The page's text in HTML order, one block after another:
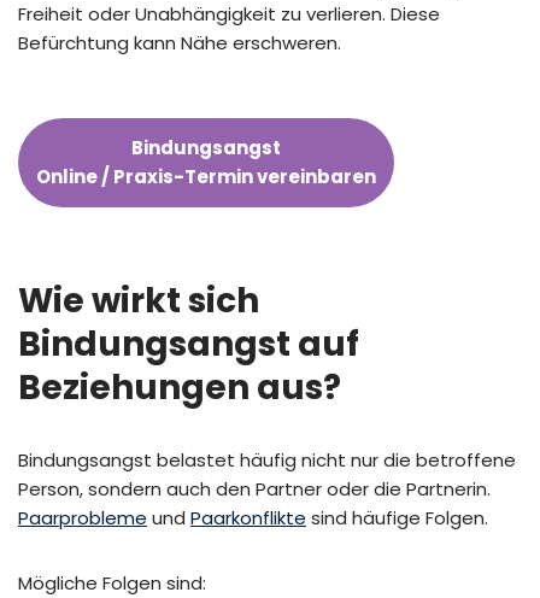
Freiheit oder Unabhängigkeit zu verlieren. Diese
Befürchtung kann Nähe erschweren.
Bindungsangst
Online / Praxis-Termin vereinbaren
Wie wirkt sich
Bindungsangst auf
Beziehungen aus?
Bindungsangst belastet häufig nicht nur die betroffene
Person, sondern auch den Partner oder die Partnerin.
Paarprobleme und Paarkonflikte sind häufige Folgen.
Mögliche Folgen sind: